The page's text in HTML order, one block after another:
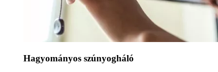
Hagyományos szúnyogháló